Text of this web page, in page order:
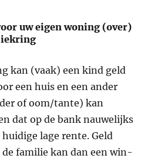
uw eigen woning (over)
kan (vaak) een kind geld
een huis en een ander
of oom/tante) kan
dat op de bank nauwelijks
lage rente. Geld
familie kan dan een win-